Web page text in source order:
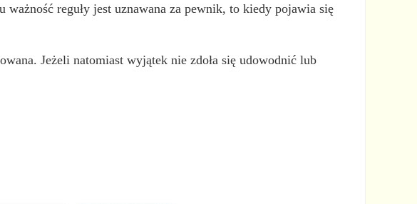
reguły jest uznawana za pewnik, to kiedy pojawia się
Jeżeli natomiast wyjątek nie zdoła się udowodnić lub